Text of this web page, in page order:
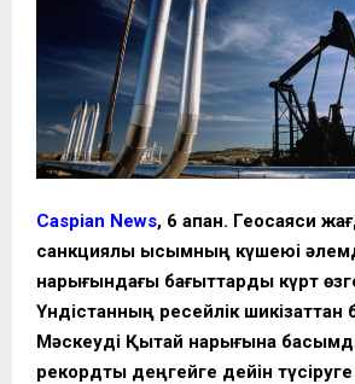
Caspian News, 6 ақпан. Геосаяси
санкциялық қысымның күшеюі
нарығындағы бағыттарды күрт
Үндістанның ресейлік шикізаттан
Мәскеуді Қытай нарығына
рекордтық деңгейге дейін